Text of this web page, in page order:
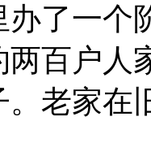
了一个
百户人
。老家在